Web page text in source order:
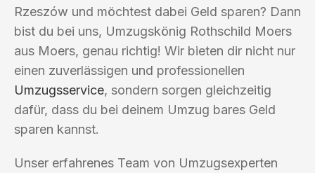
Rzeszów und möchtest dabei Geld sparen? Dann
bist du bei uns, Umzugskönig Rothschild Moers
aus Moers, genau richtig! Wir bieten dir nicht nur
einen zuverlässigen und professionellen
Umzugsservice, sondern sorgen gleichzeitig
dafür, dass du bei deinem Umzug bares Geld
sparen kannst.
Unser erfahrenes Team von Umzugsexperten